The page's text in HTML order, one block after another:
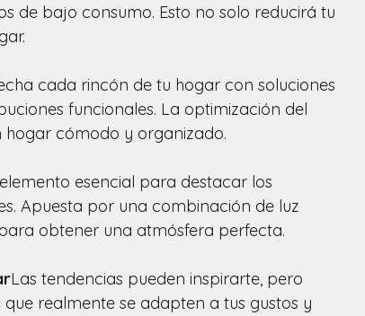
de bajo consumo. Esto no solo reducirá tu
cada rincón de tu hogar con soluciones
funcionales. La optimización del
cómodo y organizado.
esencial para destacar los
Apuesta por una combinación de luz
obtener una atmósfera perfecta.
Las tendencias pueden inspirarte, pero
realmente se adapten a tus gustos y